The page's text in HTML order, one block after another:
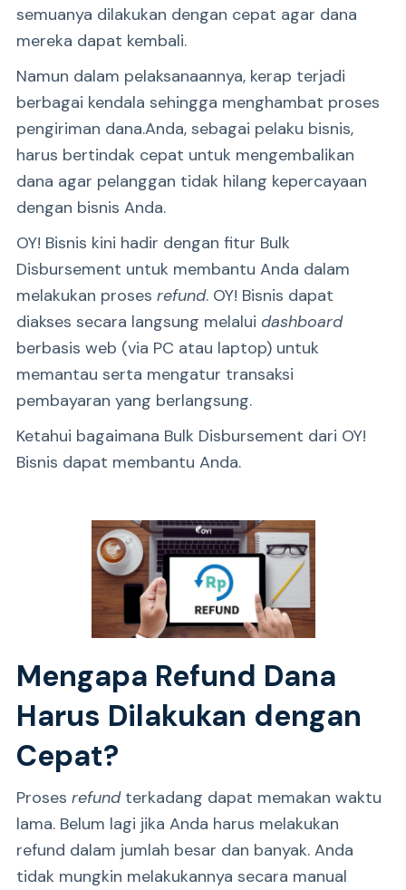
semuanya dilakukan dengan cepat agar dana
mereka dapat kembali.
Namun dalam pelaksanaannya, kerap terjadi
berbagai kendala sehingga menghambat proses
pengiriman dana.Anda, sebagai pelaku bisnis,
harus bertindak cepat untuk mengembalikan
dana agar pelanggan tidak hilang kepercayaan
dengan bisnis Anda.
OY! Bisnis kini hadir dengan fitur Bulk
Disbursement untuk membantu Anda dalam
melakukan proses refund. OY! Bisnis dapat
diakses secara langsung melalui dashboard
berbasis web (via PC atau laptop) untuk
memantau serta mengatur transaksi
pembayaran yang berlangsung.
Ketahui bagaimana Bulk Disbursement dari OY!
Bisnis dapat membantu Anda.
Mengapa Refund Dana
Harus Dilakukan dengan
Cepat?
Proses refundterkadang dapat memakan waktu
lama. Belum lagi jika Anda harus melakukan
refund dalam jumlah besar dan banyak. Anda
tidak mungkin melakukannya secara manual